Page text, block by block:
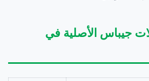
جيباس الأصلية في